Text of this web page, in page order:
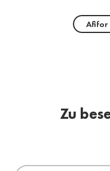
Afifor
Zu